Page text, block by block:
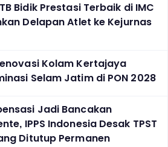
Bidik Prestasi Terbaik di IMC
Delapan Atlet ke Kejurnas
Kolam Kertajaya
Selam Jatim di PON 2028
Jadi Bancakan
IPPS Indonesia Desak TPST
Ditutup Permanen